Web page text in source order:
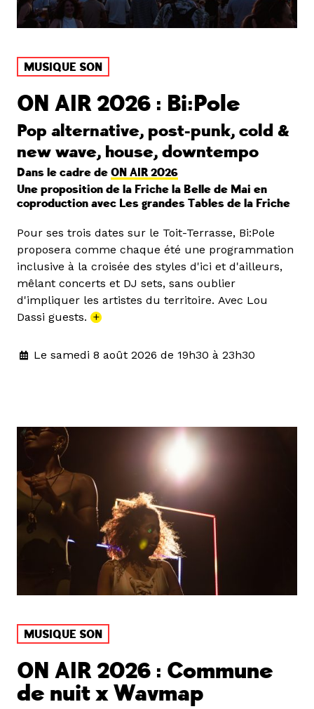
MUSIQUE SON
ON AIR 2026 : Bi:Pole
Pop alternative, post-punk, cold &
new wave, house, downtempo
Dans le cadre de ON AIR 2026
Une proposition de la Friche la Belle de Mai en
coproduction avec Les grandes Tables de la Friche
Pour ses trois dates sur le Toit-Terrasse, Bi:Pole
proposera comme chaque été une programmation
inclusive à la croisée des styles d'ici et d'ailleurs,
mêlant concerts et DJ sets, sans oublier
d'impliquer les artistes du territoire. Avec Lou
Dassi guests. +
Le samedi 8 août 2026 de 19h30 à 23h30
MUSIQUE SON
ON AIR 2026 : Commune
de nuit x Wavmap